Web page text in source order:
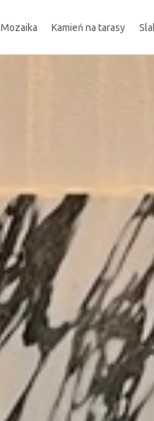
Mozaika Kamień na tarasy